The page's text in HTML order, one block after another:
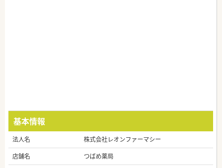
基本情報
法人名
株式会社レオンファーマシー
店舗名
つばめ薬局